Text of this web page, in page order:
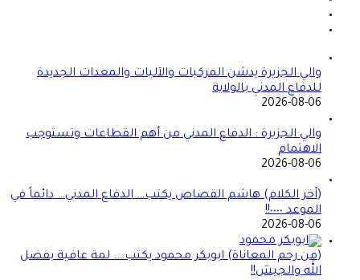
والي الجزيرة يدشن المركبات والآليات والمعدات الجديدة
للدفاع المدني بالولاية
2026-08-06
والي الجزيرة : الدفاع المدني من أهم القطاعات وتستوجب
الاهتمام
2026-08-06
(آخر الكلام) هاشم القصاص يكتب… الدفاع المدني… دائماً في
الموعد ٠٠٠٠!!
2026-08-06
(من رحم المعاناة) ابوبكر محمود يكتب…. لمة عافية بفضل
الله والجيش!!